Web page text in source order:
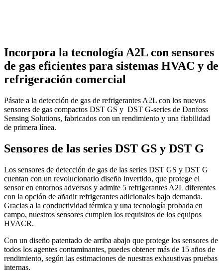
Incorpora la tecnología A2L con sensores
de gas eficientes para sistemas HVAC y de
refrigeración comercial
Pásate a la detección de gas de refrigerantes A2L con los nuevos
sensores de gas compactos DST GS y DST G-series de Danfoss
Sensing Solutions, fabricados con un rendimiento y una fiabilidad
de primera línea.
Sensores de las series DST GS y DST G
Los sensores de detección de gas de las series DST GS y DST G
cuentan con un revolucionario diseño invertido, que protege el
sensor en entornos adversos y admite 5 refrigerantes A2L diferentes
con la opción de añadir refrigerantes adicionales bajo demanda.
Gracias a la conductividad térmica y una tecnología probada en
campo, nuestros sensores cumplen los requisitos de los equipos
HVACR.
Con un diseño patentado de arriba abajo que protege los sensores de
todos los agentes contaminantes, puedes obtener más de 15 años de
rendimiento, según las estimaciones de nuestras exhaustivas pruebas
internas.